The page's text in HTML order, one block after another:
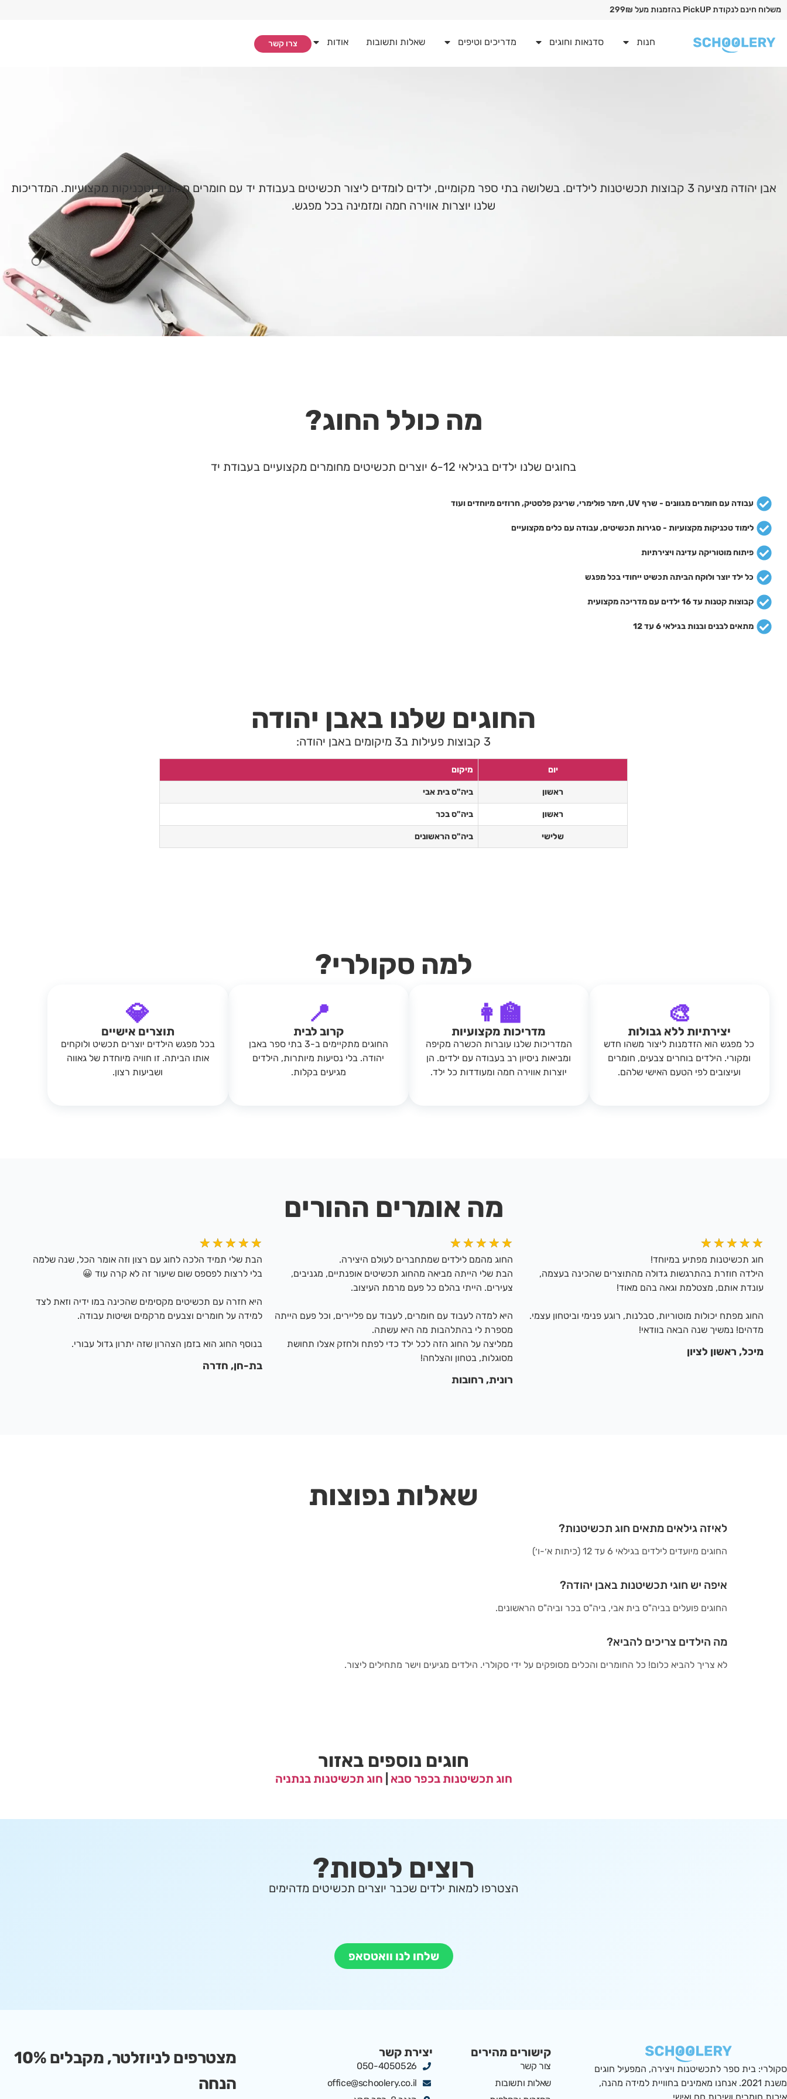
משלוח חינם לנקודת PickUP בהזמנות מעל 299₪
חנות סדנאות וחוגים מדריכים וטיפים שאלות ותשובות אודות צרו קשר
אבן יהודה מציעה 3 קבוצות תכשיטנות לילדים. בשלושה בתי ספר מקומיים, ילדים לומדים ליצור תכשיטים בעבודת יד עם חומרים מגוונים וטכניקות מקצועיות. המדריכות
שלנו יוצרות אווירה חמה ומזמינה בכל מפגש.
מה כולל החוג?
בחוגים שלנו ילדים בגילאי 6-12 יוצרים תכשיטים מחומרים מקצועיים בעבודת יד
עבודה עם חומרים מגוונים - שרף UV, חימר פולימרי, שרינק פלסטיק, חרוזים מיוחדים ועוד
לימוד טכניקות מקצועיות - סגירות תכשיטים, עבודה עם כלים מקצועיים
פיתוח מוטוריקה עדינה ויצירתיות
כל ילד יוצר ולוקח הביתה תכשיט ייחודי בכל מפגש
קבוצות קטנות עד 16 ילדים עם מדריכה מקצועית
מתאים לבנים ובנות בגילאי 6 עד 12
החוגים שלנו באבן יהודה
3 קבוצות פעילות ב3 מיקומים באבן יהודה:
יום מיקום
ראשון ביה"ס בית אבי
ראשון ביה"ס בכר
שלישי ביה"ס הראשונים
למה סקולרי?
🎨
יצירתיות ללא גבולות
כל מפגש הוא הזדמנות ליצור משהו חדש
ומקורי. הילדים בוחרים צבעים, חומרים
ועיצובים לפי הטעם האישי שלהם.
👩‍🏫
מדריכות מקצועיות
המדריכות שלנו עוברות הכשרה מקיפה
ומביאות ניסיון רב בעבודה עם ילדים. הן
יוצרות אווירה חמה ומעודדות כל ילד.
📍
קרוב לבית
החוגים מתקיימים ב-3 בתי ספר באבן
יהודה. בלי נסיעות מיותרות, הילדים
מגיעים בקלות.
💎
תוצרים אישיים
בכל מפגש הילדים יוצרים תכשיט ולוקחים
אותו הביתה. זו חוויה מיוחדת של גאווה
ושביעות רצון.
מה אומרים ההורים
★
★
★
★
★
חוג תכשיטנות מפתיע במיוחד!
הילדה חוזרת בהתרגשות גדולה מהתוצרים שהכינה בעצמה,
עונדת אותם, מצטלמת וגאה בהם מאוד!
החוג מפתח יכולות מוטוריות, סבלנות, רוגע פנימי וביטחון עצמי.
מדהים! נמשיך שנה הבאה בוודאי!
מיכל, ראשון לציון
★
★
★
★
★
החוג מהמם לילדים שמתחברים לעולם היצירה.
הבת שלי הייתה מביאה מהחוג תכשיטים אופנתיים, מגניבים,
צעירים. הייתי בהלם כל פעם מרמת העיצוב.
היא למדה לעבוד עם חומרים, לעבוד עם פליירים, וכל פעם הייתה
מספרת לי בהתלהבות מה היא עשתה.
ממליצה על החוג הזה לכל ילד כדי לפתח ולחזק אצלו תחושת
מסוגלות, בטחון והצלחה!
רונית, רחובות
★
★
★
★
★
הבת שלי תמיד הלכה לחוג עם רצון וזה אומר הכל, שנה שלמה
בלי לרצות לפספס שום שיעור זה לא קרה עוד 😀
היא חזרה עם תכשיטים מקסימים שהכינה במו ידיה וזאת לצד
למידה על חומרים וצבעים מרקמים ושיטות עבודה.
בנוסף החוג הוא בזמן הצהרון שזה יתרון גדול עבורי.
בת-חן, חדרה
שאלות נפוצות
לאיזה גילאים מתאים חוג תכשיטנות?
החוגים מיועדים לילדים בגילאי 6 עד 12 (כיתות א׳-ו׳)
איפה יש חוגי תכשיטנות באבן יהודה?
החוגים פועלים בביה"ס בית אבי, ביה"ס בכר וביה"ס הראשונים.
מה הילדים צריכים להביא?
לא צריך להביא כלום! כל החומרים והכלים מסופקים על ידי סקולרי. הילדים מגיעים וישר מתחילים ליצור.
חוגים נוספים באזור
חוג תכשיטנות בכפר סבא חוג תכשיטנות בנתניה
רוצים לנסות?
הצטרפו למאות ילדים שכבר יוצרים תכשיטים מדהימים
שלחו לנו וואטסאפ
סקולרי: בית ספר לתכשיטנות ויצירה, המפעיל חוגים
משנת 2021. אנחנו מאמינים בחוויית למידה מהנה,
קישורים מהירים
צור קשר
שאלות ותשובות
יצירת קשר
050-4050526
office@schoolery.co.il
מצטרפים לניוזלטר, מקבלים 10%
הנחה